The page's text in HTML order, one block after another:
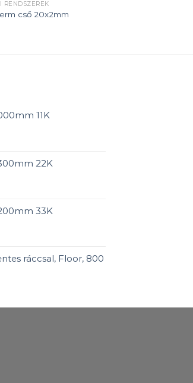
RENDSZEREK
cső 20x2mm
11K
22K
33K
ráccsal, Floor, 800